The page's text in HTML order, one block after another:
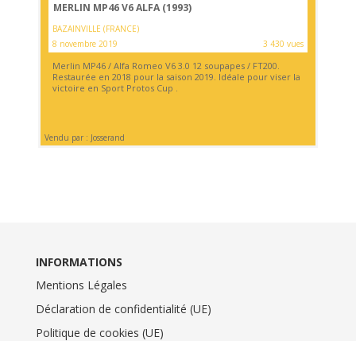
MERLIN MP46 V6 ALFA (1993)
BAZAINVILLE (FRANCE)
8 novembre 2019
3 430 vues
Merlin MP46 / Alfa Romeo V6 3.0 12 soupapes / FT200.
Restaurée en 2018 pour la saison 2019. Idéale pour viser la
victoire en Sport Protos Cup .
Vendu par : Josserand
INFORMATIONS
Mentions Légales
Déclaration de confidentialité (UE)
Politique de cookies (UE)